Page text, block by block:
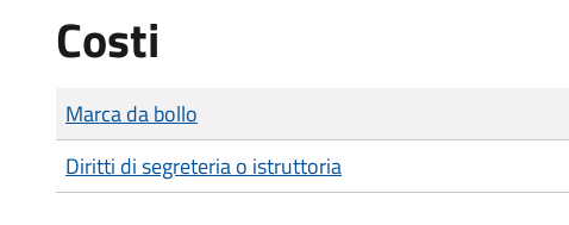
Costi
Tipo di pagamento
Importo
Marca da bollo
Diritti di segreteria o istruttoria